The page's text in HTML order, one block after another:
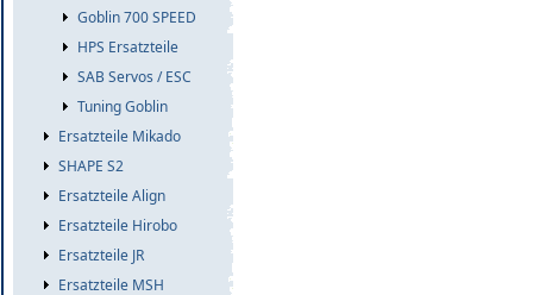
Goblin 700 SPEED
HPS Ersatzteile
SAB Servos / ESC
Tuning Goblin
Ersatzteile Mikado
SHAPE S2
Ersatzteile Align
Ersatzteile Hirobo
Ersatzteile JR
Ersatzteile MSH